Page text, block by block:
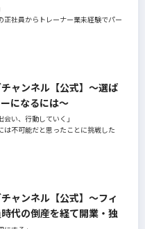
正社員からトレーナー業未経験でパー
。
ャンネル【公式】～選ば
になるには～
会い、行動していく」
は不可能だと思ったことに挑戦した
かないことを行動に移してきた結果
ーになるために若松さんが取られた
ャンネル【公式】～フィ
代の倒産を経て開業・独